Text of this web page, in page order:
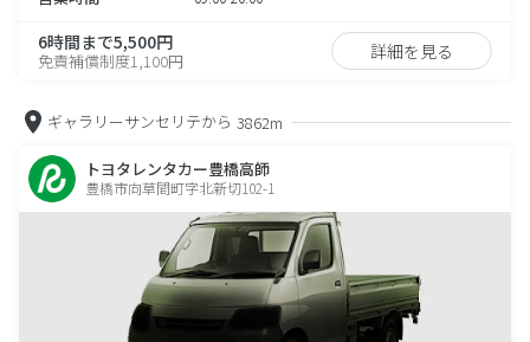
6時間まで5,500円
免責補償制度1,100円 詳細を見る
ギャラリーサンセリテから 3862m
トヨタレンタカー豊橋高師
豊橋市向草間町字北新切102-1